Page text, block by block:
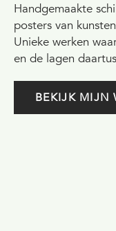
Handgemaakte
posters van
Unieke werken
en de lagen
BEKIJK MIJN